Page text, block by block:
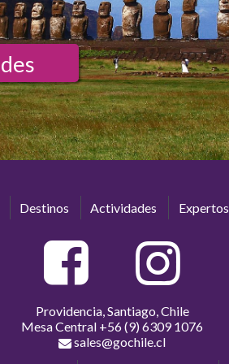
Destinos Actividades Expertos
Providencia, Santiago, Chile
Mesa Central +56 (9) 6309 1076
sales@gochile.cl